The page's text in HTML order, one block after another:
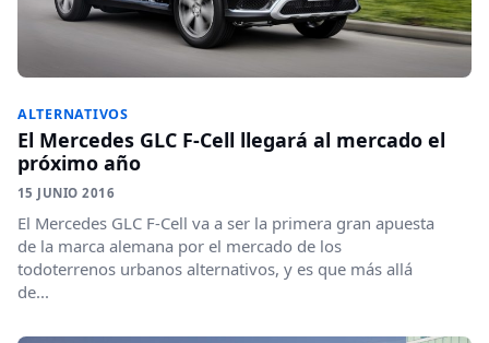
ALTERNATIVOS
El Mercedes GLC F-Cell llegará al mercado el
próximo año
15 JUNIO 2016
El Mercedes GLC F-Cell va a ser la primera gran apuesta
de la marca alemana por el mercado de los
todoterrenos urbanos alternativos, y es que más allá
de...